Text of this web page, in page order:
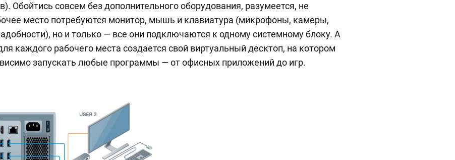
Обойтись совсем без дополнительного оборудования, разумеется, не
место потребуются монитор, мышь и клавиатура (микрофоны, камеры,
но и только — все они подключаются к одному системному блоку. А
каждого рабочего места создается свой виртуальный десктоп, на котором
запускать любые программы — от офисных приложений до игр.